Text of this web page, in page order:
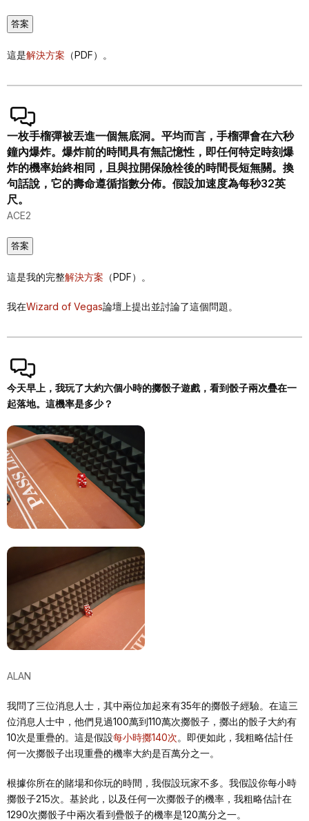
答案
這是解決方案 （PDF）。
一枚手榴彈被丟進一個無底洞。平均而言，手榴彈會在六秒
鐘內爆炸。爆炸前的時間具有無記憶性，即任何特定時刻爆
炸的機率始終相同，且與拉開保險栓後的時間長短無關。換
句話說，它的壽命遵循指數分佈。假設加速度為每秒32英
尺。
ACE2
答案
這是我的完整解決方案 （PDF）。
我在Wizard of Vegas論壇上提出並討論了這個問題。
今天早上，我玩了大約六個小時的擲骰子遊戲，看到骰子兩次疊在一
起落地。這機率是多少？
ALAN
我問了三位消息人士，其中兩位加起來有35年的擲骰子經驗。在這三
位消息人士中，他們見過100萬到110萬次擲骰子，擲出的骰子大約有
10次是重疊的。這是假設每小時擲140次。即便如此，我粗略估計任
何一次擲骰子出現重疊的機率大約是百萬分之一。
根據你所在的賭場和你玩的時間，我假設玩家不多。我假設你每小時
擲骰子215次。基於此，以及任何一次擲骰子的機率，我粗略估計在
1290次擲骰子中兩次看到疊骰子的機率是120萬分之一。